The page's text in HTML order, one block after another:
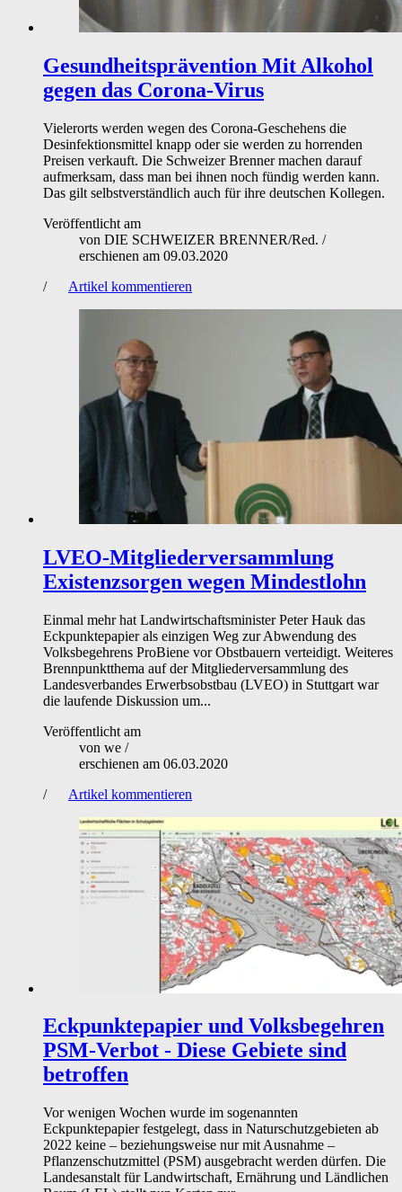
Gesundheitsprävention Mit Alkohol
gegen das Corona-Virus
Vielerorts werden wegen des Corona-Geschehens die
Desinfektionsmittel knapp oder sie werden zu horrenden
Preisen verkauft. Die Schweizer Brenner machen darauf
aufmerksam, dass man bei ihnen noch fündig werden kann.
Das gilt selbstverständlich auch für ihre deutschen Kollegen.
Veröffentlicht am
von DIE SCHWEIZER BRENNER/Red. /
erschienen am 09.03.2020
/
Artikel kommentieren
LVEO-Mitgliederversammlung
Existenzsorgen wegen Mindestlohn
Einmal mehr hat Landwirtschaftsminister Peter Hauk das
Eckpunktepapier als einzigen Weg zur Abwendung des
Volksbegehrens ProBiene vor Obstbauern verteidigt. Weiteres
Brennpunktthema auf der Mitgliederversammlung des
Landesverbandes Erwerbsobstbau (LVEO) in Stuttgart war
die laufende Diskussion um...
Veröffentlicht am
von we /
erschienen am 06.03.2020
/
Artikel kommentieren
Eckpunktepapier und Volksbegehren
PSM-Verbot - Diese Gebiete sind
betroffen
Vor wenigen Wochen wurde im sogenannten
Eckpunktepapier festgelegt, dass in Naturschutzgebieten ab
2022 keine – beziehungsweise nur mit Ausnahme –
Pflanzenschutzmittel (PSM) ausgebracht werden dürfen. Die
Landesanstalt für Landwirtschaft, Ernährung und Ländlichen